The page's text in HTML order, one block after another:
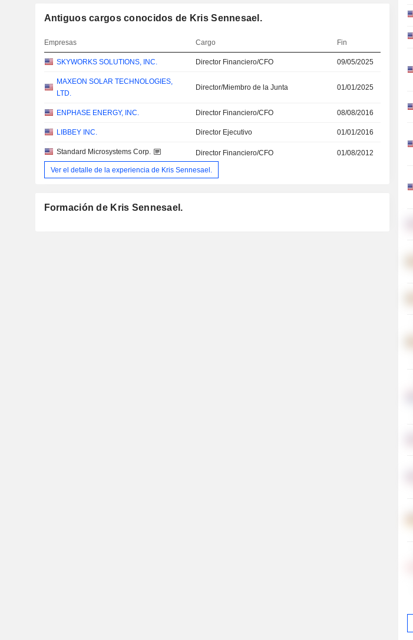
Antiguos cargos conocidos de Kris Sennesael.
Empresas Cargo Fin
SKYWORKS SOLUTIONS, INC. Director Financiero/CFO 09/05/2025
MAXEON SOLAR TECHNOLOGIES,
LTD.
Director/Miembro de la Junta 01/01/2025
ENPHASE ENERGY, INC. Director Financiero/CFO 08/08/2016
LIBBEY INC. Director Ejecutivo 01/01/2016
Standard Microsystems Corp. Director Financiero/CFO
01/08/2012
Ver el detalle de la experiencia de Kris Sennesael.
Formación de Kris Sennesael.